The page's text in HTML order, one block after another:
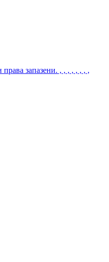
запазени. , , , , , , , ,